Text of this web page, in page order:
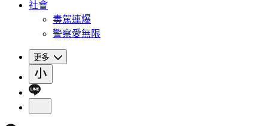
社會
毒駕連爆
警察愛無限
更多